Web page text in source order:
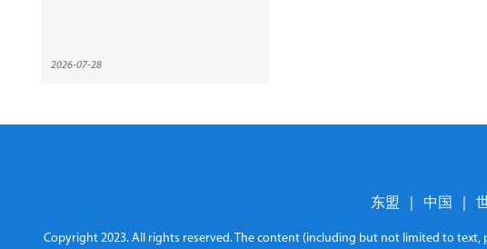
2026-07-28
东盟 中国
Copyright 2023. All rights reserved. The content (including but not limited to